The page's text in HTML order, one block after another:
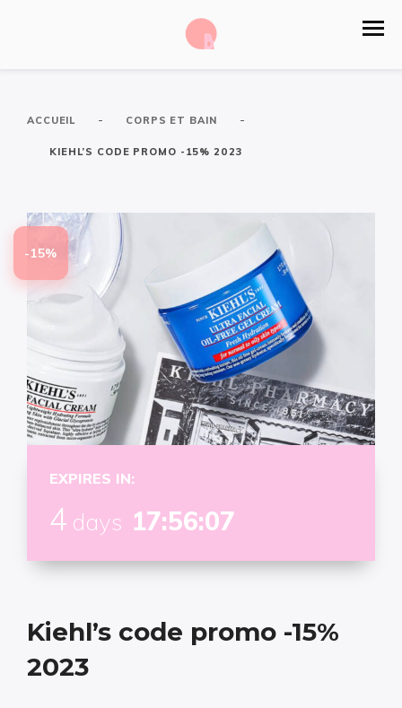
ACCUEIL - CORPS ET BAIN -
KIEHL’S CODE PROMO -15% 2023
-15%
EXPIRES IN:
4 days 17:56:06
Kiehl’s code promo -15%
2023